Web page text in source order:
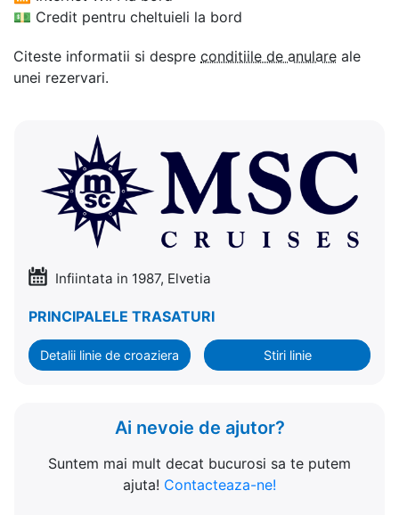
💵 Credit pentru cheltuieli la bord
Citeste informatii si despre conditiile de anulare ale
unei rezervari.
Infiintata in 1987, Elvetia
PRINCIPALELE TRASATURI
Detalii linie de croaziera Stiri linie
Ai nevoie de ajutor?
Suntem mai mult decat bucurosi sa te putem
ajuta! Contacteaza-ne!